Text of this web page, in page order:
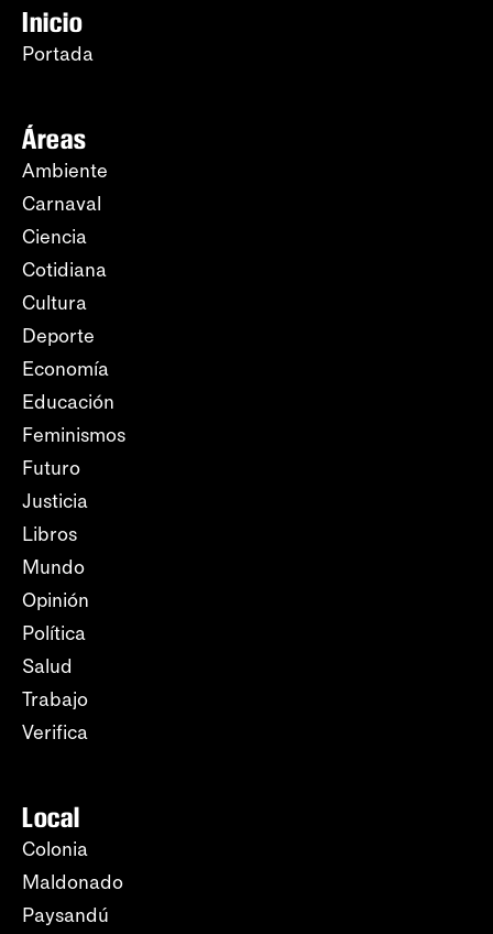
Inicio
Portada
Áreas
Ambiente
Carnaval
Ciencia
Cotidiana
Cultura
Deporte
Economía
Educación
Feminismos
Futuro
Justicia
Libros
Mundo
Opinión
Política
Salud
Trabajo
Verifica
Local
Colonia
Maldonado
Paysandú